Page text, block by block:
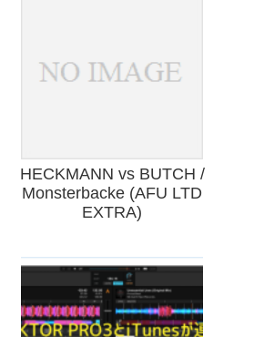
HECKMANN vs BUTCH /
Monsterbacke (AFU LTD
EXTRA)